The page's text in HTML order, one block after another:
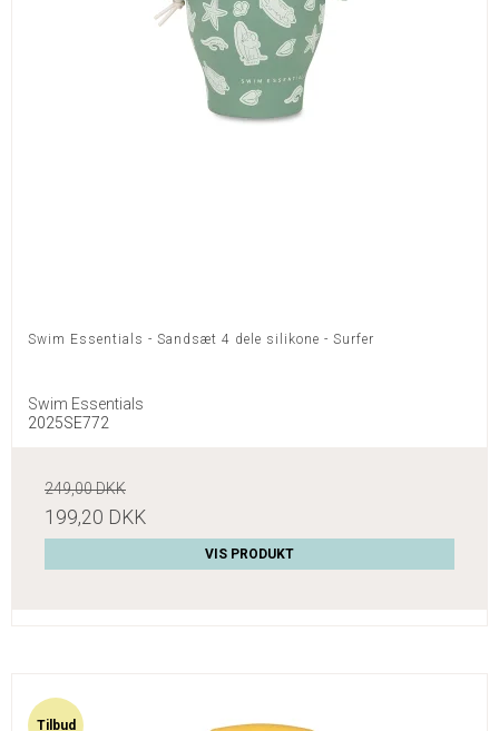
Swim Essentials - Sandsæt 4 dele silikone - Surfer
Swim Essentials
2025SE772
249,00 DKK
199,20 DKK
VIS PRODUKT
Tilbud